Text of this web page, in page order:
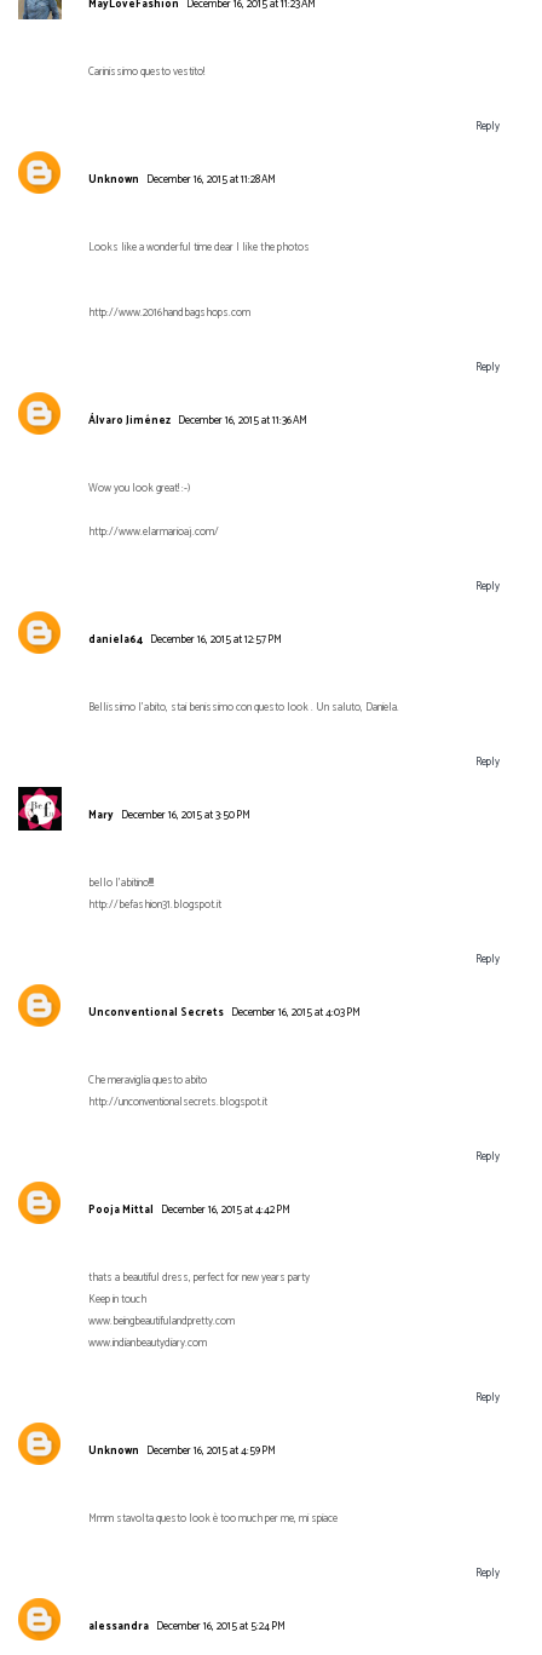
MayLoveFashion December 16, 2015 at 11:23 AM
Carinissimo questo vestito!
Reply
Unknown December 16, 2015 at 11:28 AM
Looks like a wonderful time dear I like the photos
http://www.2016handbagshops.com
Reply
Álvaro Jiménez December 16, 2015 at 11:36 AM
Wow you look great! :-)
http://www.elarmarioaj.com/
Reply
daniela64 December 16, 2015 at 12:57 PM
Bellissimo l'abito, stai benissimo con questo look . Un saluto, Daniela.
Reply
Mary December 16, 2015 at 3:50 PM
bello l'abitino!!!!
http://befashion31.blogspot.it
Reply
Unconventional Secrets December 16, 2015 at 4:03 PM
Che meraviglia questo abito
http://unconventionalsecrets.blogspot.it
Reply
Pooja Mittal December 16, 2015 at 4:42 PM
thats a beautiful dress, perfect for new years party
Keep in touch
www.beingbeautifulandpretty.com
www.indianbeautydiary.com
Reply
Unknown December 16, 2015 at 4:59 PM
Mmm stavolta questo look è too much per me, mi spiace
Reply
alessandra December 16, 2015 at 5:24 PM